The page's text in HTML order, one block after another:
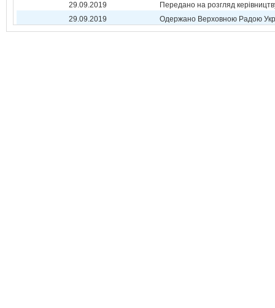
29.09.2019
Передано на розгляд
29.09.2019
Одержано Верховною Радою